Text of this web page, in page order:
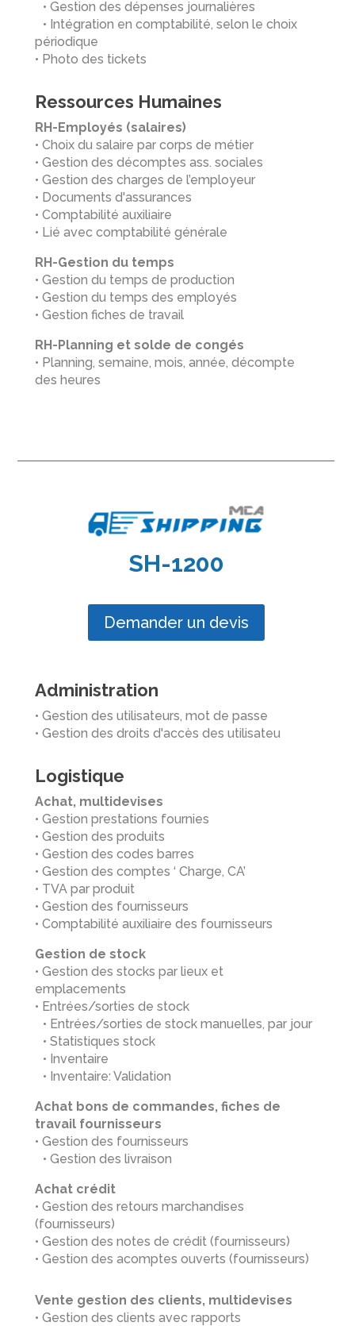
• Gestion des dépenses journalières
• Intégration en comptabilité, selon le choix
périodique
• Photo des tickets
Ressources Humaines
RH-Employés (salaires)
• Choix du salaire par corps de métier
• Gestion des décomptes ass. sociales
• Gestion des charges de l’employeur
• Documents d'assurances
• Comptabilité auxiliaire
• Lié avec comptabilité générale
RH-Gestion du temps
• Gestion du temps de production
• Gestion du temps des employés
• Gestion fiches de travail
RH-Planning et solde de congés
• Planning, semaine, mois, année, décompte
des heures
SH-1200
Demander un devis
Administration
• Gestion des utilisateurs, mot de passe
• Gestion des droits d'accès des utilisateu
Logistique
Achat, multidevises
• Gestion prestations fournies
• Gestion des produits
• Gestion des codes barres
• Gestion des comptes ‘ Charge, CA’
• TVA par produit
• Gestion des fournisseurs
• Comptabilité auxiliaire des fournisseurs
Gestion de stock
• Gestion des stocks par lieux et
emplacements
• Entrées/sorties de stock
• Entrées/sorties de stock manuelles, par jour
• Statistiques stock
• Inventaire
• Inventaire: Validation
Achat bons de commandes, fiches de
travail fournisseurs
• Gestion des fournisseurs
• Gestion des livraison
Achat crédit
• Gestion des retours marchandises
(fournisseurs)
• Gestion des notes de crédit (fournisseurs)
• Gestion des acomptes ouverts (fournisseurs)
Vente gestion des clients, multidevises
• Gestion des clients avec rapports